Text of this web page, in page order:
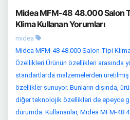
Midea MFM-48 48.000 Salon
Klima Kullanan Yorumları
midea
Midea MFM-48 48.000 Salon Tipi
Özellikleri Ürünün özellikleri arasında
standartlarda malzemelerden üretilmiş
özellikler sunuyor. Bunların dışında,
diğer teknolojik özellikleri de epeyce
durumda. Kullananlar, Midea MFM-48